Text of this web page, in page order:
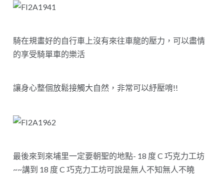
騎在規畫好的自行車上沒有來往車龍的壓力，可以盡情
的享受騎單車的樂活
讓身心整個放鬆接觸大自然，非常可以紓壓唷!!
最後來到來埔里一定要朝聖的地點- 18 度 C 巧克力工坊
~~講到 18 度 C 巧克力工坊可說是無人不知無人不曉